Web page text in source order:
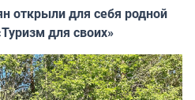
открыли для себя родной
для своих»